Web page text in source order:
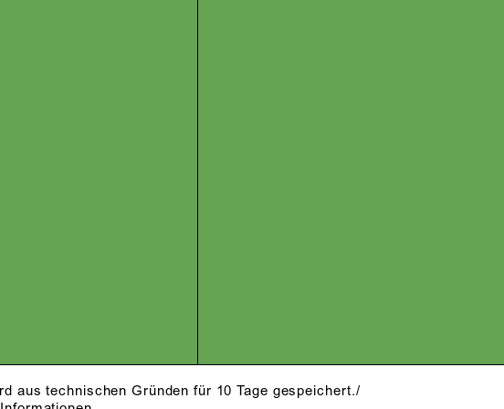
aus technischen Gründen für 10 Tage gespeichert./